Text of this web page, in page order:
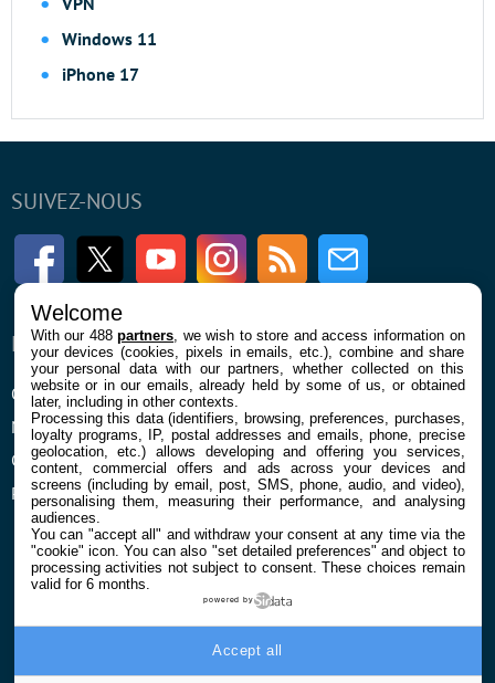
Windows 11
iPhone 17
SUIVEZ-NOUS
FacebookTwitter Youtube InstagramRSS Newsletter
ENTREPRISE
Qui sommes nous
Mentions légales et CGU
Confidentialité et Cookies
Préférences cookies
À PROPOS
La rédaction
Contact
Welcome
With our 488partners , we wish to store and access information on
your devices (cookies, pixels in emails, etc.), combine and share
your personal data with our partners, whether collected on this
website or in our emails, already held by some of us, or obtained
later, including in other contexts.
Processing this data (identifiers, browsing, preferences, purchases,
loyalty programs, IP, postal addresses and emails, phone, precise
geolocation, etc.) allows developing and offering you services,
content, commercial offers and ads across your devices and
screens (including by email, post, SMS, phone, audio, and video),
personalising them, measuring their performance, and analysing
audiences.
You can "accept all" and withdraw your consent at any time via the
"cookie" icon. You can also "set detailed preferences" and object to
processing activities not subject to consent. These choices remain
valid for 6 months.
powered by
Accept all